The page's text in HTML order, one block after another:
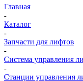
Главная
-
Каталог
-
Запчасти для лифтов
-
Система управления
-
Станции управления